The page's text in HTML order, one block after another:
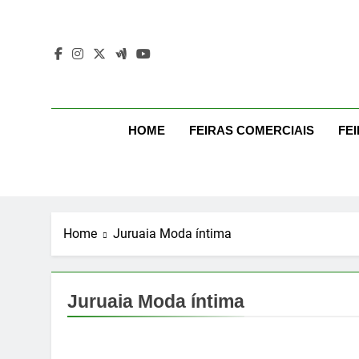
HOME FEIRAS COMERCIAIS
Home Juruaia Moda íntima
Juruaia Moda íntima